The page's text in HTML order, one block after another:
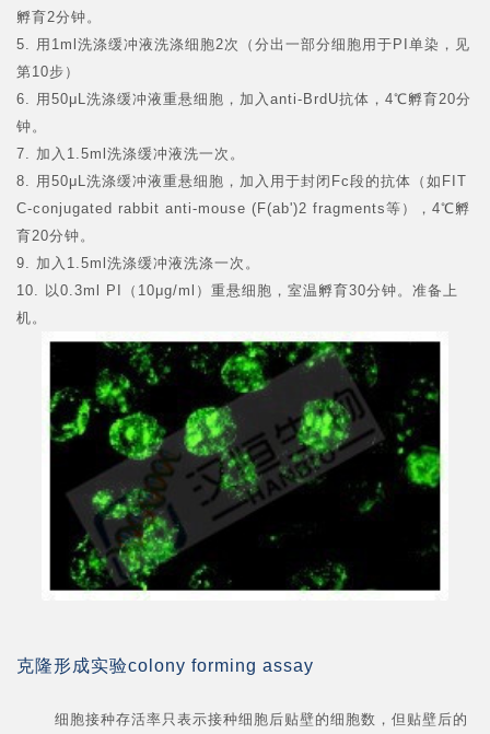
孵育2分钟。
5. 用1ml洗涤缓冲液洗涤细胞2次（分出一部分细胞用于PI单染，见
第10步）
6. 用50μL洗涤缓冲液重悬细胞，加入anti-BrdU抗体，4℃孵育20分
钟。
7. 加入1.5ml洗涤缓冲液洗一次。
8. 用50μL洗涤缓冲液重悬细胞，加入用于封闭Fc段的抗体（如FIT
C-conjugated rabbit anti-mouse (F(ab')2 fragments等），4℃孵
育20分钟。
9. 加入1.5ml洗涤缓冲液洗涤一次。
10. 以0.3ml PI（10μg/ml）重悬细胞，室温孵育30分钟。准备上
机。
克隆形成实验colony forming assay
细胞接种存活率只表示接种细胞后贴壁的细胞数，但贴壁后的